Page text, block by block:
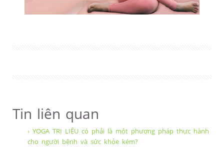
Tin liên quan
› YOGA TRỊ LIỆU có phải là một phương pháp thực hành
cho người bệnh và sức khỏe kém?